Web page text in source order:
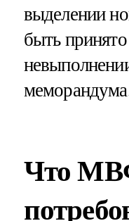
выделении
быть
Что